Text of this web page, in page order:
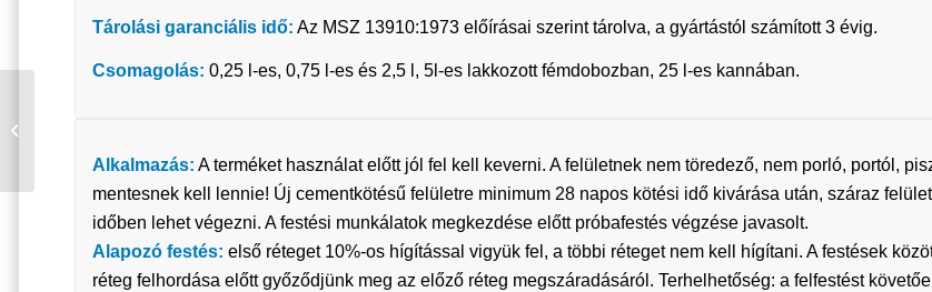
Tárolási garanciális idő: Az MSZ 13910:1973 előírásai szerint tárolva, a gyártástól számított 3 évig.
Csomagolás: 0,25 l-es, 0,75 l-es és 2,5 l, 5l-es lakkozott fémdobozban, 25 l-es kannában.
Alkalmazás: A terméket használat előtt jól fel kell keverni. A felületnek nem töredező, nem porló, portól,
mentesnek kell lennie! Új cementkötésű felületre minimum 28 napos kötési idő kivárása után, száraz
időben lehet végezni. A festési munkálatok megkezdése előtt próbafestés végzése javasolt.
Alapozó festés: első réteget 10%-os hígítással vigyük fel, a többi réteget nem kell hígítani. A festések
réteg felhordása előtt győződjünk meg az előző réteg megszáradásáról. Terhelhetőség: a felfestést
ZÖLD RAL 6010 2,5 L